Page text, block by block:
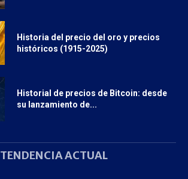
Historia del precio del oro y precios
históricos (1915-2025)
Historial de precios de Bitcoin: desde
su lanzamiento de...
TENDENCIA ACTUAL